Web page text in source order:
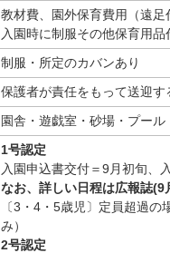
教材費、園外保育費用（遠
入園時に制服その他保育用
制服・所定のカバンあり
保護者が責任をもって送迎す
園舎・遊戯室・砂場・プー
1号認定
入園申込書交付＝9月初旬、
なお、詳しい日程は広報誌(9
〔3・4・5歳児〕定員超過
み）
2号認定